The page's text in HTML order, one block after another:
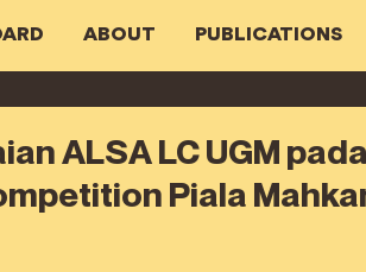
ABOUT PUBLICATIONS
ALSA LC UGM
Piala